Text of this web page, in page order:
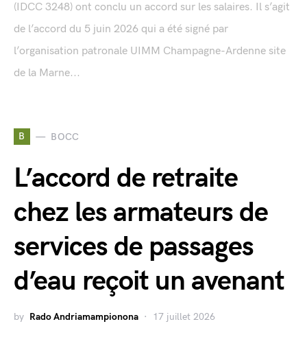
(IDCC 3248) ont conclu un accord sur les salaires. Il s’agit
de l’accord du 5 juin 2026 qui a été signé par
l’organisation patronale UIMM Champagne-Ardenne site
de la Marne...
B BOCC
L’accord de retraite
chez les armateurs de
services de passages
d’eau reçoit un avenant
by Rado Andriamampionona 17 juillet 2026